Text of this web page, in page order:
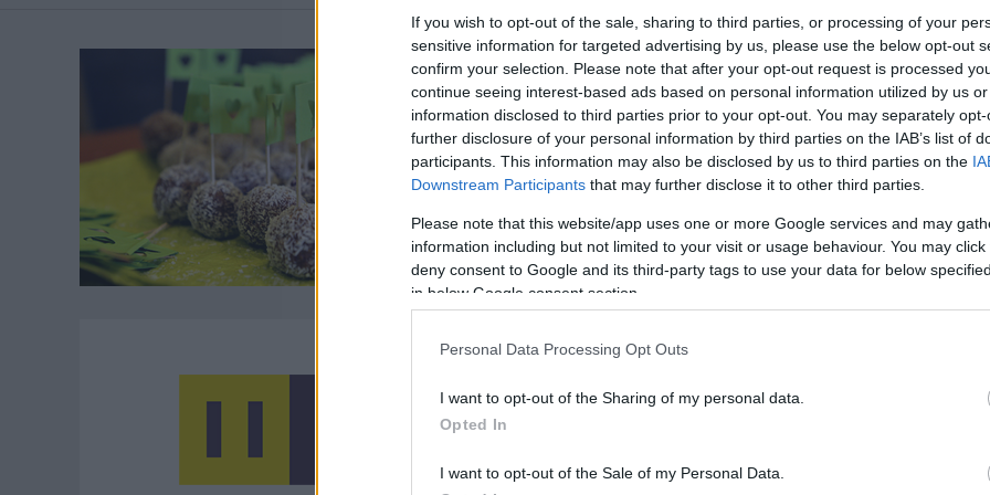
If you wish to opt-out of the sale, sharing to third parties, or processing of your
sensitive information for targeted advertising by us, please use the below opt-out
confirm your selection. Please note that after your opt-out request is processed
continue seeing interest-based ads based on personal information utilized by us
information disclosed to third parties prior to your opt-out. You may separately
further disclosure of your personal information by third parties on the IAB’s list of
participants. This information may also be disclosed by us to third parties on the
Downstream Participants that may further disclose it to other third parties.
Please note that this website/app uses one or more Google services and may
information including but not limited to your visit or usage behaviour. You may
deny consent to Google and its third-party tags to use your data for below
in below Google consent section.
Personal Data Processing Opt Outs
I want to opt-out of the Sharing of my personal data.
Opted In
I want to opt-out of the Sale of my Personal Data.
LEHET MÁS A PÁRTSZAKADÁS?
Tegnap az LMP kongresszusán két komoly politikai
dilemma feszült egymásnak, két elfogadható politikai
alternatíva. Ma minden valószínűség szerint a tegnapi
és a novemberi kongresszuson alulmaradó Párbeszéd
Magyarországért platform tagjai bejelentik a...
ORBÁN FIDESZ
KARÁCSONY
JÁMBORANDRÁS
2013. 01. 27. TOVÁBB →
NEMZETI ELFELEJTÉS BIZOTTSÁGA
boltban, jegyet lyukasztani, magával vinni a telefonját.
hogy az egyik legfontosabb választási ígéretét felejti...